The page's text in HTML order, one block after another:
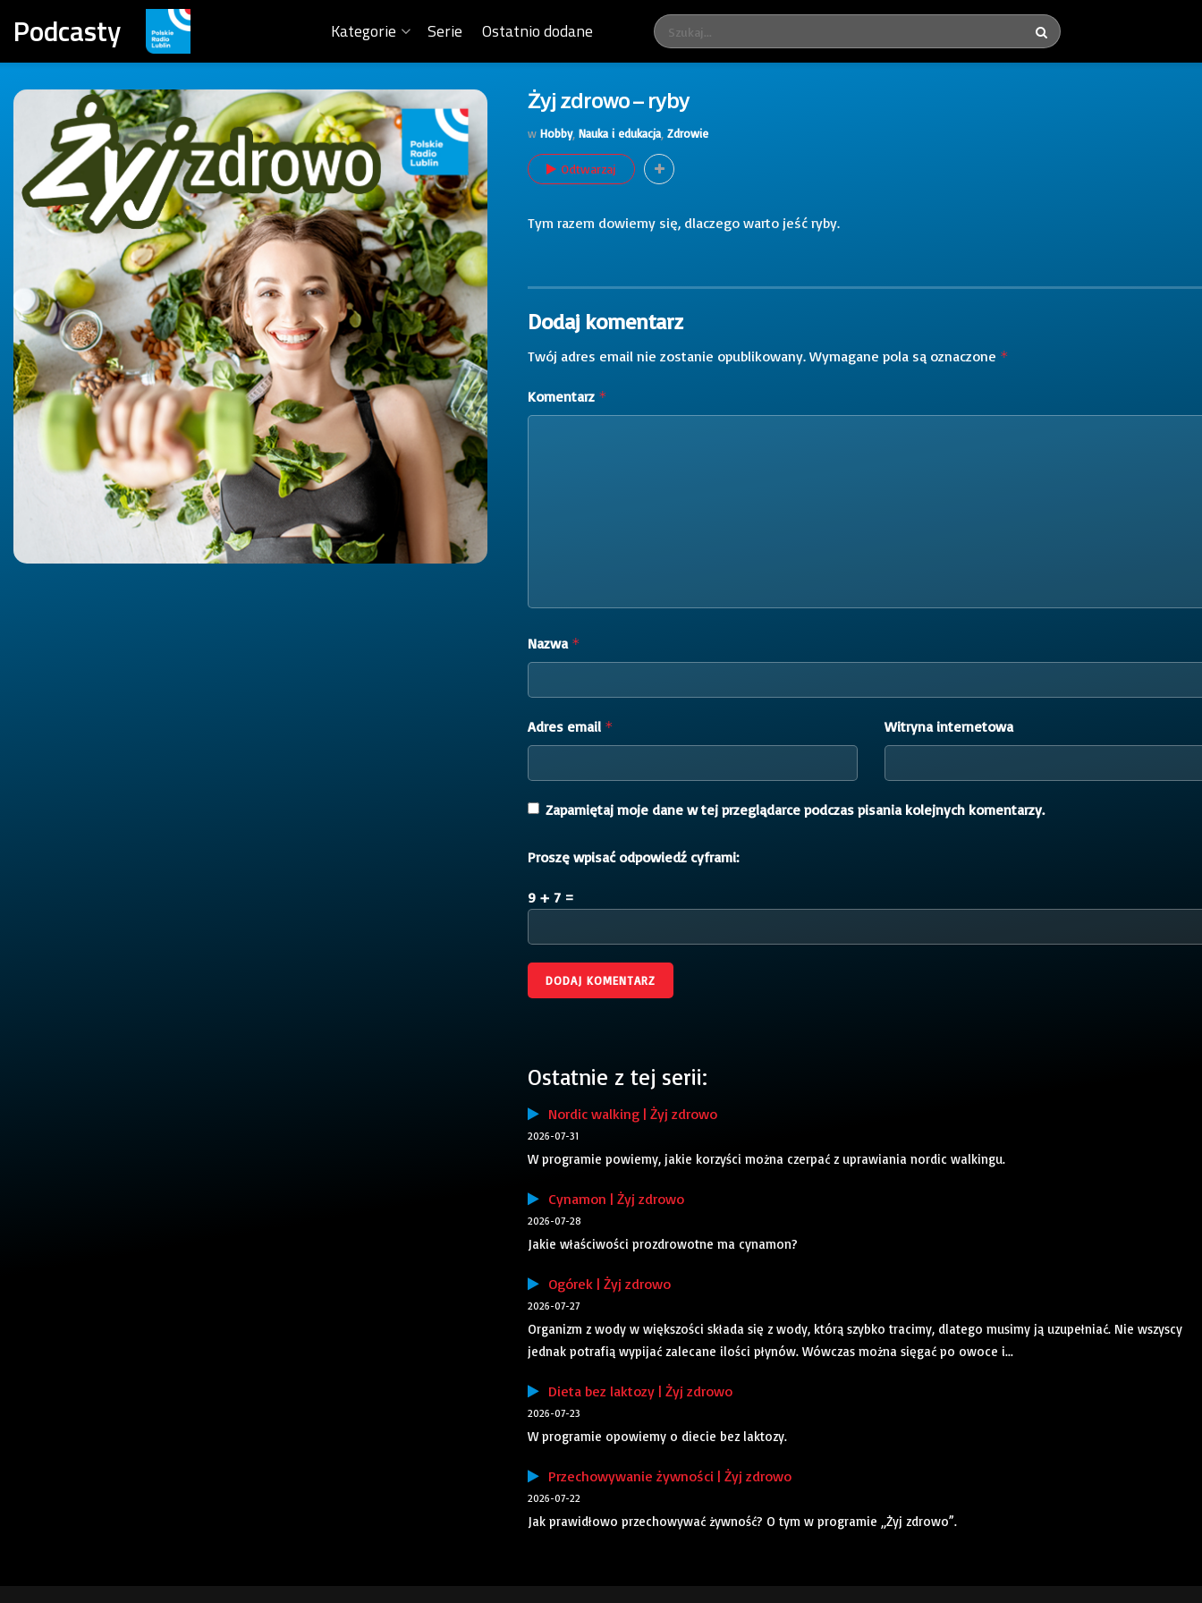
Podcasty Kategorie Serie Ostatnio dodane
Żyj zdrowo – ryby
w Hobby, Nauka i edukacja Zdrowie
Odtwarzaj
Tym razem dowiemy się, dlaczego warto jeść ryby.
Dodaj komentarz
Twój adres email nie zostanie opublikowany. Wymagane pola są oznaczone *
Komentarz *
Nazwa *
Adres email * Witryna internetowa
Zapamiętaj moje dane w tej przeglądarce podczas pisania kolejnych komentarzy.
Proszę wpisać odpowiedź cyframi:
9 + 7 =
Ostatnie z tej serii:
Nordic walking | Żyj zdrowo
2026-07-31
W programie powiemy, jakie korzyści można czerpać z uprawiania nordic walkingu.
Cynamon | Żyj zdrowo
2026-07-28
Jakie właściwości prozdrowotne ma cynamon?
Ogórek | Żyj zdrowo
2026-07-27
Organizm z wody w większości składa się z wody, którą szybko tracimy, dlatego musimy ją uzupełniać. Nie wszyscy
jednak potrafią wypijać zalecane ilości płynów. Wówczas można sięgać po owoce i...
Dieta bez laktozy | Żyj zdrowo
2026-07-23
W programie opowiemy o diecie bez laktozy.
Przechowywanie żywności | Żyj zdrowo
2026-07-22
Jak prawidłowo przechowywać żywność? O tym w programie „Żyj zdrowo”.